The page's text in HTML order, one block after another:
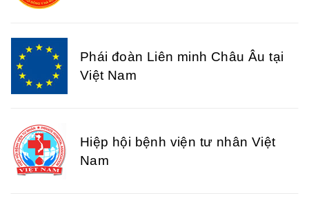
Phái đoàn Liên minh Châu Âu tại
Việt Nam
Hiệp hội bệnh viện tư nhân Việt
Nam